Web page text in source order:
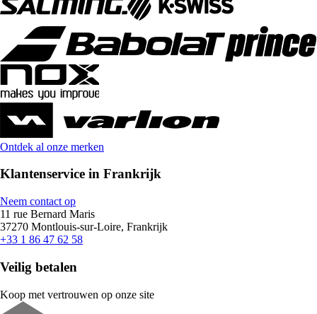
Ontdek al onze merken
Klantenservice in Frankrijk
Neem contact op
11 rue Bernard Maris
37270 Montlouis-sur-Loire, Frankrijk
+33 1 86 47 62 58
Veilig betalen
Koop met vertrouwen op onze site